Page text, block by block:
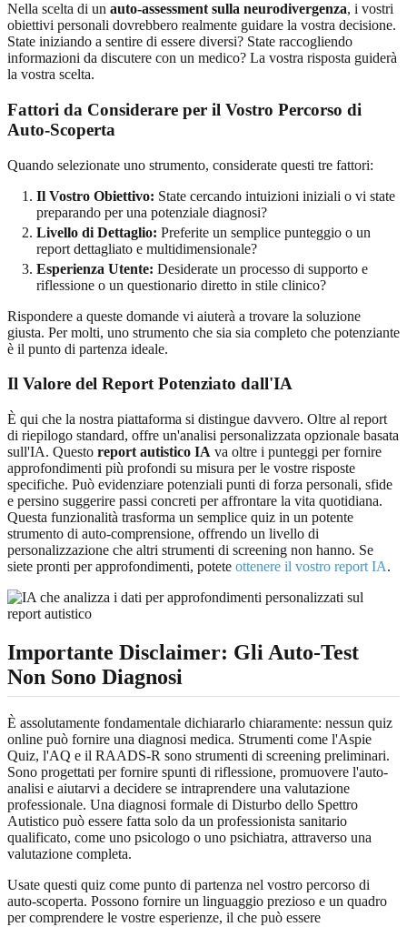
Nella scelta di un auto-assessment sulla neurodivergenza, i vostri
obiettivi personali dovrebbero realmente guidare la vostra decisione.
State iniziando a sentire di essere diversi? State raccogliendo
informazioni da discutere con un medico? La vostra risposta guiderà
la vostra scelta.
Fattori da Considerare per il Vostro Percorso di
Auto-Scoperta
Quando selezionate uno strumento, considerate questi tre fattori:
Il Vostro Obiettivo: State cercando intuizioni iniziali o vi state
preparando per una potenziale diagnosi?
Livello di Dettaglio: Preferite un semplice punteggio o un
report dettagliato e multidimensionale?
Esperienza Utente: Desiderate un processo di supporto e
riflessione o un questionario diretto in stile clinico?
Rispondere a queste domande vi aiuterà a trovare la soluzione
giusta. Per molti, uno strumento che sia sia completo che potenziante
è il punto di partenza ideale.
Il Valore del Report Potenziato dall'IA
È qui che la nostra piattaforma si distingue davvero. Oltre al report
di riepilogo standard, offre un'analisi personalizzata opzionale basata
sull'IA. Questo report autistico IA va oltre i punteggi per fornire
approfondimenti più profondi su misura per le vostre risposte
specifiche. Può evidenziare potenziali punti di forza personali, sfide
e persino suggerire passi concreti per affrontare la vita quotidiana.
Questa funzionalità trasforma un semplice quiz in un potente
strumento di auto-comprensione, offrendo un livello di
personalizzazione che altri strumenti di screening non hanno. Se
siete pronti per approfondimenti, potete ottenere il vostro report IA.
Importante Disclaimer: Gli Auto-Test
Non Sono Diagnosi
È assolutamente fondamentale dichiararlo chiaramente: nessun quiz
online può fornire una diagnosi medica. Strumenti come l'Aspie
Quiz, l'AQ e il RAADS-R sono strumenti di screening preliminari.
Sono progettati per fornire spunti di riflessione, promuovere l'auto-
analisi e aiutarvi a decidere se intraprendere una valutazione
professionale. Una diagnosi formale di Disturbo dello Spettro
Autistico può essere fatta solo da un professionista sanitario
qualificato, come uno psicologo o uno psichiatra, attraverso una
valutazione completa.
Usate questi quiz come punto di partenza nel vostro percorso di
auto-scoperta. Possono fornire un linguaggio prezioso e un quadro
per comprendere le vostre esperienze, il che può essere